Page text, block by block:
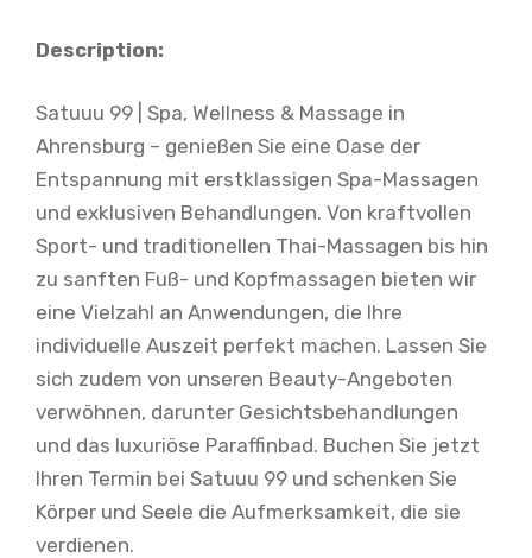
Description:
Satuuu 99 | Spa, Wellness & Massage in
Ahrensburg – genießen Sie eine Oase der
Entspannung mit erstklassigen Spa-Massagen
und exklusiven Behandlungen. Von kraftvollen
Sport- und traditionellen Thai-Massagen bis hin
zu sanften Fuß- und Kopfmassagen bieten wir
eine Vielzahl an Anwendungen, die Ihre
individuelle Auszeit perfekt machen. Lassen Sie
sich zudem von unseren Beauty-Angeboten
verwöhnen, darunter Gesichtsbehandlungen
und das luxuriöse Paraffinbad. Buchen Sie jetzt
Ihren Termin bei Satuuu 99 und schenken Sie
Körper und Seele die Aufmerksamkeit, die sie
verdienen.